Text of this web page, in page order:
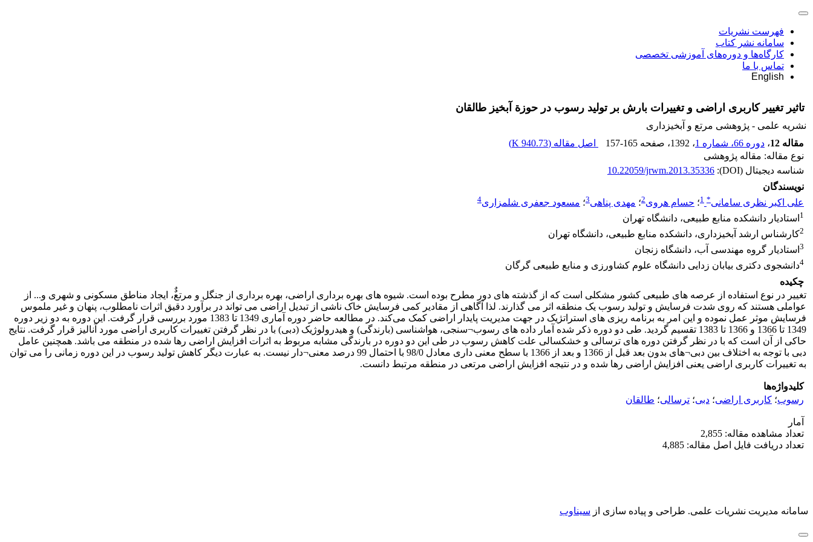
فهرست نشریات
سامانه نشر کتاب
کارگاه‌ها و دوره‌های آموزشی تخصصی
تماس با ما
English
تاثیر تغییر کاربری اراضی و تغییرات بارش بر تولید رسوب در حوزة آبخیز طالقان
نشریه علمی - پژوهشی مرتع و آبخیزداری
مقاله 12
، دوره 66، شماره 1 ، 1392 ، صفحه 157-165 اصل مقاله (940.73 K
)
نوع مقاله: مقاله پژوهشی
شناسه دیجیتال (DOI):
10.22059/jrwm.2013.35336
نویسندگان
علی اکبر نظری سامانی*
1؛ حسام هروی2؛ مهدی پناهی3؛ مسعود جعفری شلمزاری4
1 استادیار دانشکده منابع طبیعی، دانشگاه تهران
2کارشناس ارشد آبخیزداری، دانشکده منابع طبیعی، دانشگاه تهران
3 استادیار گروه مهندسی آب، دانشگاه زنجان
4دانشجوی دکتری بیابان زدایی دانشگاه علوم کشاورزی و منابع طبیعی گرگان
چکیده
تغییر در نوع استفاده از عرصه های طبیعی کشور مشکلی است که از گذشته های دور مطرح بوده است. شیوه های بهره برداری اراضی، بهره برداری از جنگل و مرتع‏‏ٌٌ‎‏‏، ایجاد مناطق مسکونی و شهری و... از
عواملی هستند که روی شدت فرسایش و تولید رسوب یک منطقه اثر می گذارند. لذا آگاهی از مقادیر کمی فرسایش خاک ناشی از تبدیل اراضی می تواند در برآورد دقیق اثرات نامطلوب، پنهان و غیر ملموس
فرسایش موثر عمل نموده و این امر به برنامه ریزی های استراتژیک در جهت مدیریت پایدار اراضی کمک می‌کند. در مطالعه حاضر دوره آماری 1349 تا 1383 مورد بررسی قرار گرفت. این دوره به دو زیر دوره
1349 تا 1366 و 1366 تا 1383 تقسیم گردید. طی دو دوره ذکر شده آمار داده های رسوب¬سنجی، هواشناسی (بارندگی) و هیدرولوژیک (دبی) با در نظر گرفتن تغییرات کاربری اراضی مورد آنالیز قرار گرفت. نتایج
حاکی از آن است که با در نظر گرفتن دوره های ترسالی و خشکسالی علت کاهش رسوب در طی این دو دوره در بارندگی مشابه مربوط به اثرات افزایش اراضی رها شده در منطقه می باشد. همچنین عامل
دبی با توجه به اختلاف بین دبی¬های بدون بعد قبل از 1366 و بعد از 1366 با سطح معنی داری معادل 98/0 با احتمال 99 درصد معنی¬دار نیست. به عبارت دیگر کاهش تولید رسوب در این دوره زمانی را می توان
به تغییرات کاربری اراضی یعنی افزایش اراضی رها شده و در نتیجه افزایش اراضی مرتعی در منطقه مرتبط دانست.
کلیدواژه‌ها
رسوب؛ کاربری اراضی؛ دبی؛ ترسالی؛ طالقان
آمار
تعداد مشاهده مقاله: 2,855
تعداد دریافت فایل اصل مقاله: 4,885
سامانه مدیریت نشریات علمی. طراحی و پیاده سازی از سیناوب